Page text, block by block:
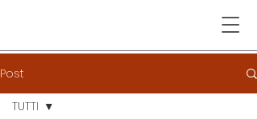
Post
TUTTI